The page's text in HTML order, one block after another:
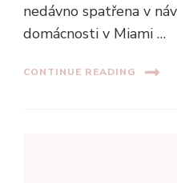
nedávno spatřena v
domácnosti v Miami …
CONTINUE READING